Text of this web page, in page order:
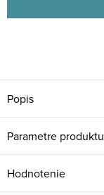
Popis
Parametre produktu
Hodnotenie